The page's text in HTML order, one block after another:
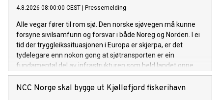
4.8.2026 08:00:00 CEST | Pressemelding
Alle vegar fører til rom sjø. Den norske sjøvegen må kunne
forsyne sivilsamfunn og forsvar i både Noreg og Norden. I ei
tid der tryggleikssituasjonen i Europa er skjerpa, er det
tydelegare enn nokon gong at sjøtransporten er ein
fundamental del av infrastrukturen som held landet oppe.
Det gjeld i fredstid, i kriser og om det verste skulle skje.
NCC Norge skal bygge ut Kjøllefjord fiskerihavn